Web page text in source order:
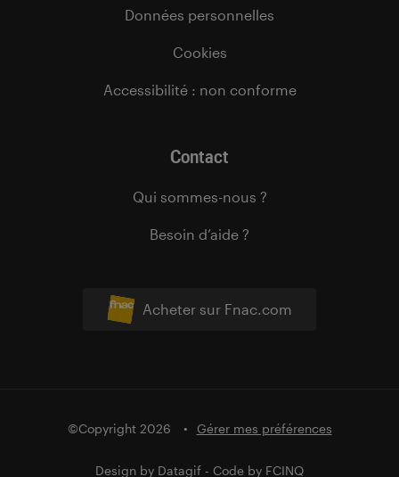
Acheter sur Fnac.com
Données personnelles
Cookies
Accessibilité : non conforme
Contact
Qui sommes-nous ?
Besoin d’aide ?
©Copyright 2026 Gérer mes préférences
Design by Datagif - Code by FCINQ